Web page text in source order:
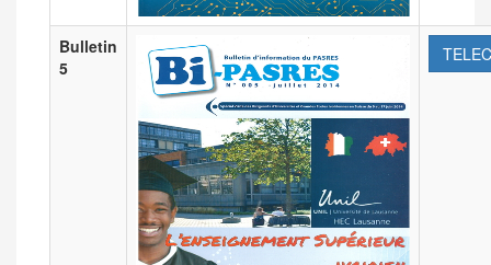
Bulletin
5